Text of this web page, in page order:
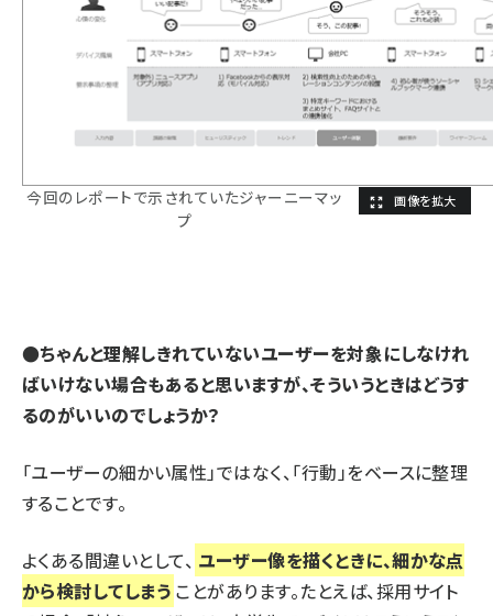
今回のレポートで示されていたジャーニーマッ
プ
●ちゃんと理解しきれていないユーザーを対象にしなけれ
ばいけない場合もあると思いますが、そういうときはどうす
るのがいいのでしょうか？
「ユーザーの細かい属性」ではなく、「行動」をベースに整理
することです。
よくある間違いとして、 ユーザー像を描くときに、細かな点
から検討してしまう ことがあります。たとえば、採用サイト